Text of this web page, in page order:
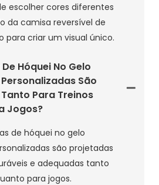
escolher cores diferentes
da camisa reversível de
para criar um visual único.
Hóquei No Gelo
São
Para Treinos
Jogos?
de hóquei no gelo
são projetadas
e adequadas tanto
para jogos.